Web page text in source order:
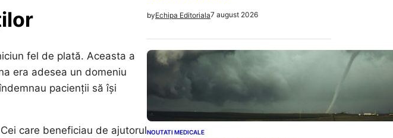
fel de plată. Aceasta a
era adesea un domeniu
pacienții să își
care beneficiau de ajutorul
byEchipa Editoriala7 august 2026
NOUTATI MEDICALE